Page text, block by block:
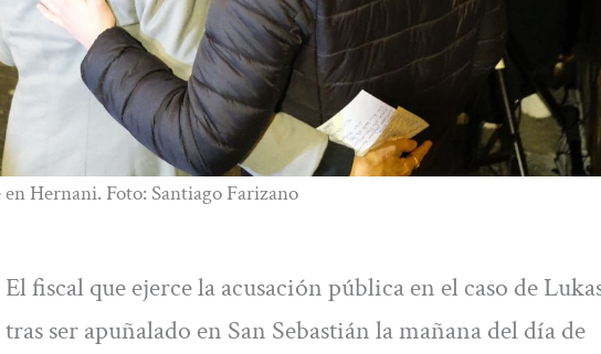
Hernani. Foto: Santiago Farizano
fiscal que ejerce la acusación pública en el caso de
ser apuñalado en San Sebastián la mañana del día de